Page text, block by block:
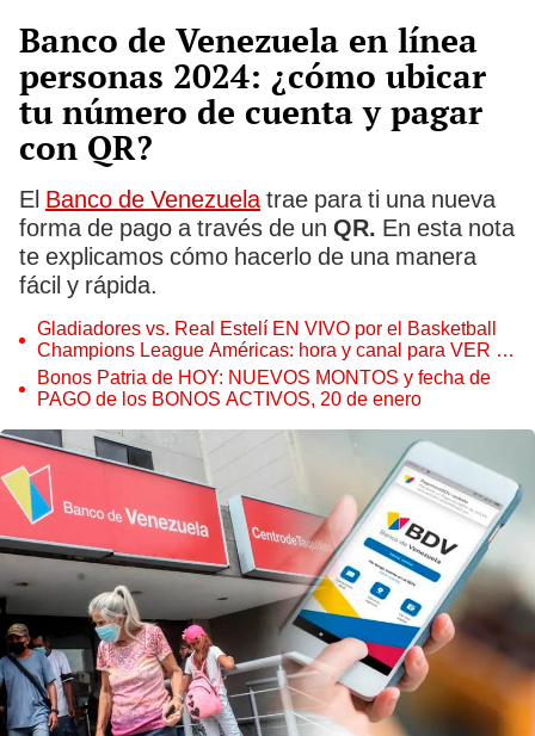
Banco de Venezuela en línea
personas 2024: ¿cómo ubicar
tu número de cuenta y pagar
con QR?
El Banco de Venezuelatrae para ti una nueva
forma de pago a través de un QR. En esta nota
te explicamos cómo hacerlo de una manera
fácil y rápida.
Gladiadores vs. Real Estelí EN VIVO por el Basketball
Champions League Américas: hora y canal para VER el
juego
Bonos Patria de HOY: NUEVOS MONTOS y fecha de
PAGO de los BONOS ACTIVOS, 20 de enero